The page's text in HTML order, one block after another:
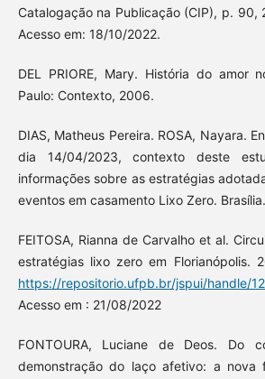
Catalogação na Publicação (CIP), p. 90,
Acesso em: 18/10/2022.
DEL PRIORE, Mary. História do amor
Paulo: Contexto, 2006.
DIAS, Matheus Pereira. ROSA, Nayara.
dia 14/04/2023, contexto deste
informações sobre as estratégias
eventos em casamento Lixo Zero.
FEITOSA, Rianna de Carvalho et al.
estratégias lixo zero em Florianópolis.
https://repositorio.ufpb.br/jspui/handle/
Acesso em : 21/08/2022
FONTOURA, Luciane de Deos. Do
demonstração do laço afetivo: a nova